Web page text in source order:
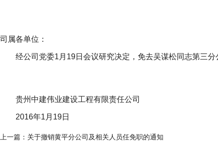
司属各单位：
经公司党委1月19日会议研究决定，免去吴谋松同志第三分
贵州中建伟业建设工程有限责任公司
2016年1月19日
上一篇： 关于撤销黄平分公司及相关人员任免职的通知